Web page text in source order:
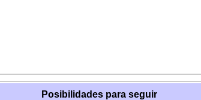
Posibilidades para seguir